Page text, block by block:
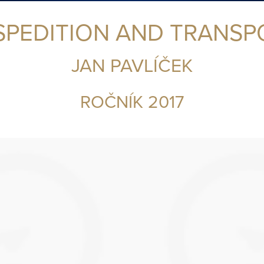
AND
JAN PAVLÍČEK
ROČNÍK 2017